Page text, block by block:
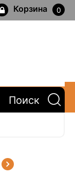
Корзина 0